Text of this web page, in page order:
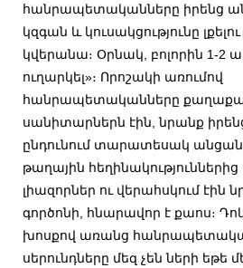
հանրապետականները իրենց
կզգան և կուսակցությունը
կվերանա։ Օրնակ, բոլորին 1-
ուղարկել»։ Որոշակի առումով
հանրապետականները
սանիտարներն էին, նրանք
ընդունում տարատեսակ
թաղային հեղինակություններից
լիազորներ ու վերահսկում էին
գործոնի, հնարավոր է քաոս։
խոսքով առանց
սերունդները մեզ չեն ների եթե